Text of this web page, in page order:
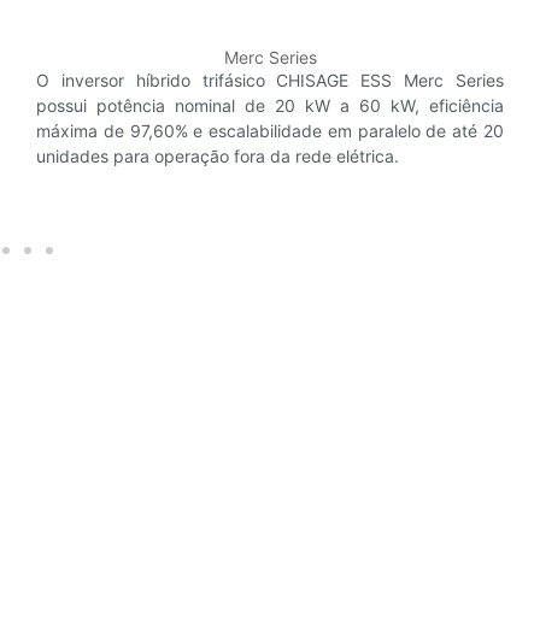
Merc Series
O inversor híbrido trifásico CHISAGE ESS Merc Series
possui potência nominal de 20 kW a 60 kW, eficiência
máxima de 97,60% e escalabilidade em paralelo de até 20
unidades para operação fora da rede elétrica.